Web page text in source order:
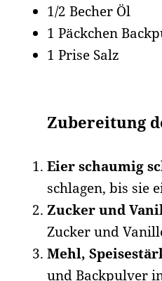
1/2 Becher Öl
1 Päckchen
1 Prise Salz
Zubereitung
Eier schaumig
schlagen, bis sie
Zucker und
Zucker und
Mehl,
und Backpulver